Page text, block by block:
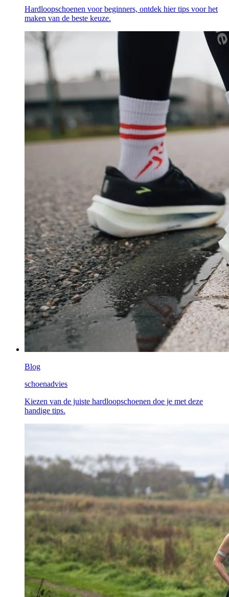
Hardloopschoenen voor beginners, ontdek hier tips voor het
maken van de beste keuze.
Blog
schoenadvies
Kiezen van de juiste hardloopschoenen doe je met deze
handige tips.